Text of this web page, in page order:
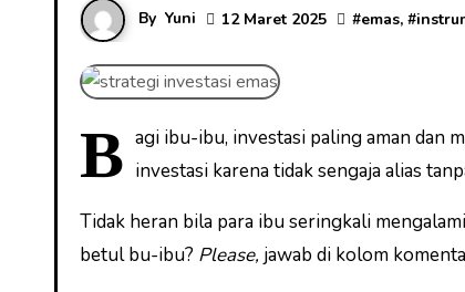
By Yuni 12 Maret 2025 #emas, #
B agi ibu-ibu, investasi paling aman dan
investasi karena tidak sengaja alias
Tidak heran bila para ibu seringkali
betul bu-ibu? Please, jawab di kolom